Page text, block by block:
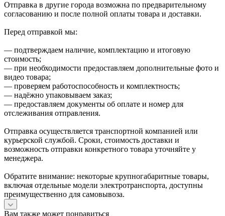
Отправка в другие города возможна по предварительному
согласованию и после полной оплаты товара и доставки.
Перед отправкой мы:
— подтверждаем наличие, комплектацию и итоговую
стоимость;
— при необходимости предоставляем дополнительные фото и
видео товара;
— проверяем работоспособность и комплектность;
— надёжно упаковываем заказ;
— предоставляем документы об оплате и номер для
отслеживания отправления.
Отправка осуществляется транспортной компанией или
курьерской службой. Сроки, стоимость доставки и
возможность отправки конкретного товара уточняйте у
менеджера.
Обратите внимание: некоторые крупногабаритные товары,
включая отдельные модели электротранспорта, доступны
преимущественно для самовывоза.
Вам также может понравиться